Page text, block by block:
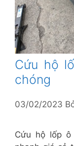
Cứu hộ
chóng
03/02/2023
Cứu hộ lốp